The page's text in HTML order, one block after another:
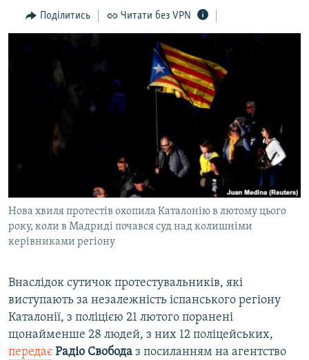
Перейти
до
ПОГЛЯД
ВСЕ ЗА ДЕНЬ
ВІДЕОУРОКИ «ELIFBE»
УКРАЇНСЬКА ПРОБЛЕМА КРИМУ
ІНФОГРАФІКА
Русский
ДОЛУЧАЙСЯ!
Усі сайти RFE/RL
Поділитись Читати без VPN
Нова хвиля протестів охопила Каталонію в лютому цього
року, коли в Мадриді почався суд над колишніми
керівниками регіону
Внаслідок сутичок протестувальників, які
виступають за незалежність іспанського регіону
Каталонії, з поліцією 21 лютого поранені
щонайменше 28 людей, з них 12 поліцейських,
передає Радіо Свобода з посиланням на агентство